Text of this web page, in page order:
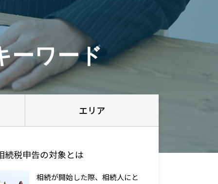
ーワード
エリア
続税申告の対象とは
相続が開始した際、相続人にと